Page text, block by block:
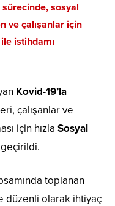
sosyal
ve çalışanlar için
istihdamı
Kovid-19’la
çalışanlar ve
için hızla Sosyal
toplanan
düzenli olarak ihtiyaç